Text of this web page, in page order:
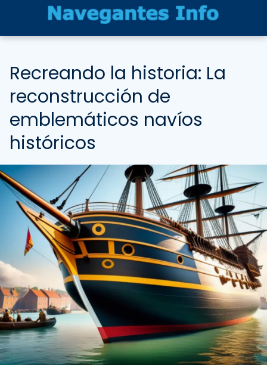
Recreando la historia: La
reconstrucción de
emblemáticos navíos
históricos